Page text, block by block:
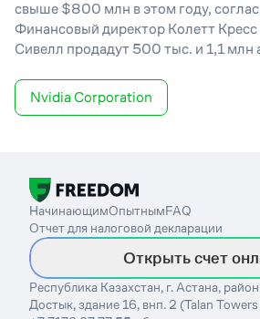
свыше $800 млн в этом году,
Финансовый директор Колетт
Сивелл продадут 500 тыс. и 1,1 млн
Nvidia Corporation
НачинающимОпытнымFAQ
Отчет для налоговой декларации
Открыть счет
Республика Казахстан, г. Астана,
Достык, здание 16, внп. 2 (Talan